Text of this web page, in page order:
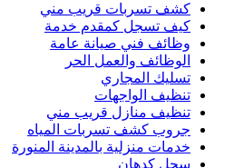
كشف تسربات قريب مني
كيف تسجل كمقدم خدمة
وظائف فني صيانة عامة
الوظائف والعمل الحر
تسليك المجاري
تنظيف الواجهات
تنظيف منازل قريب مني
جروب كشف تسربات المياه
خدمات منزلية بالمدينة المنورة
سجل كدهان